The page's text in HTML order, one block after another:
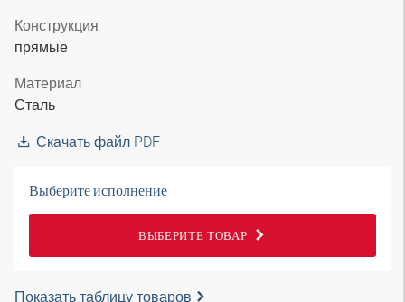
Конструкция
прямые
Материал
Сталь
Скачать файл PDF
Выберите исполнение
ВЫБЕРИТЕ ТОВАР
Показать таблицу товаров